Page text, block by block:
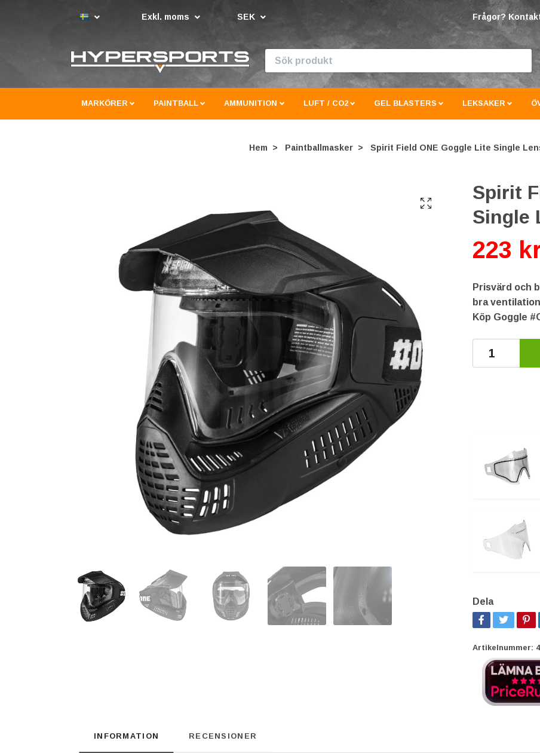
Exkl. moms SEK Frågor?
MARKÖRER PAINTBALL AMMUNITION LUFT / CO2 GEL BLASTERS LEKSAKER
Hem Paintballmasker Spirit Field ONE Goggle Lite Single
Spirit
Single
223
Prisvärd och
bra
Köp Goggle
Dela
Artikelnummer:
INFORMATION RECENSIONER